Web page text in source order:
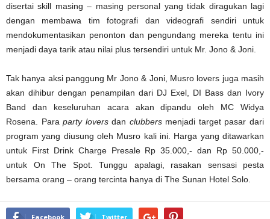
disertai skill masing – masing personal yang tidak diragukan lagi
dengan membawa tim fotografi dan videografi sendiri untuk
mendokumentasikan penonton dan pengundang mereka tentu ini
menjadi daya tarik atau nilai plus tersendiri untuk Mr. Jono & Joni.
Tak hanya aksi panggung Mr Jono & Joni, Musro lovers juga masih
akan dihibur dengan penampilan dari DJ Exel, DI Bass dan Ivory
Band dan keseluruhan acara akan dipandu oleh MC Widya
Rosena. Paraparty loversdan clubbersmenjadi target pasar dari
program yang diusung oleh Musro kali ini. Harga yang ditawarkan
untuk First Drink Charge Presale Rp 35.000,- dan Rp 50.000,-
untuk On The Spot. Tunggu apalagi, rasakan sensasi pesta
bersama orang – orang tercinta hanya di The Sunan Hotel Solo.
Facebook Twitter